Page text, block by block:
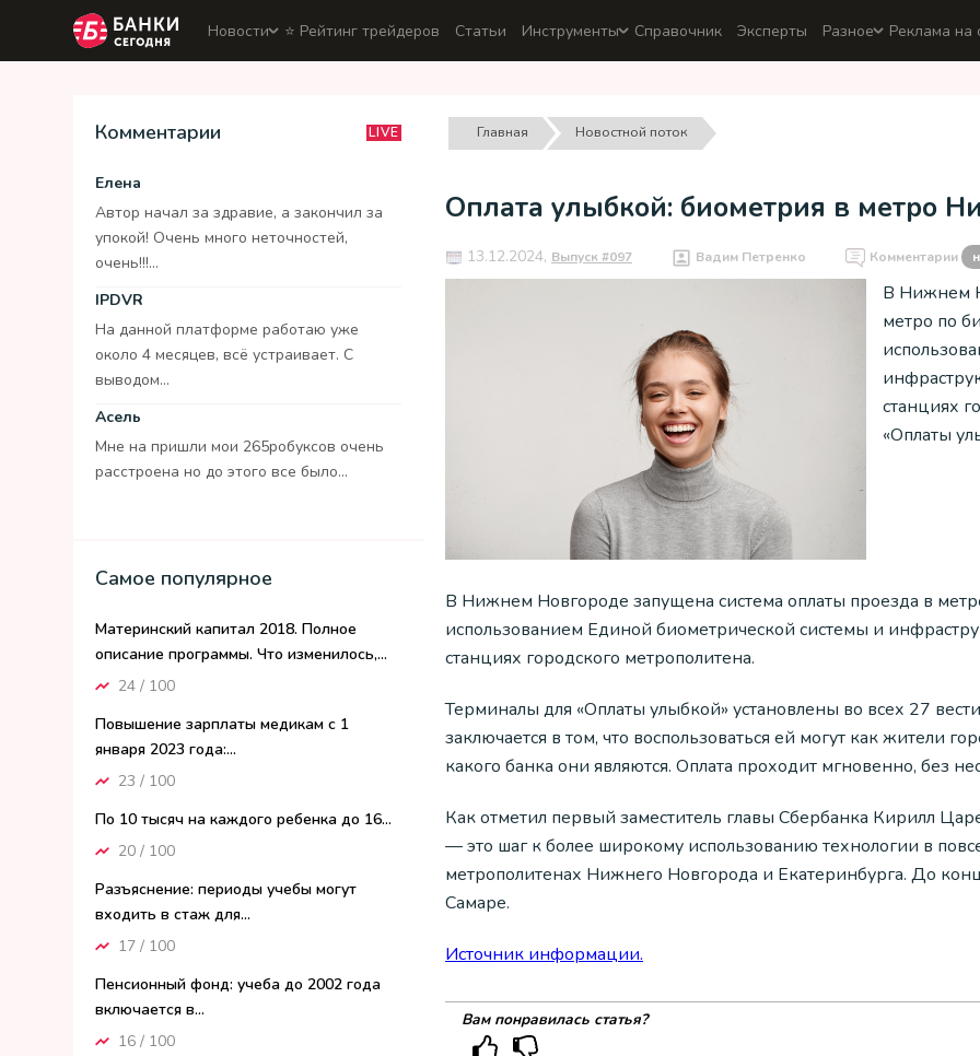
Новости ⭐️ Рейтинг трейдеров Статьи Инструменты Справочник Эксперты Разное Реклама на
Комментарии LIVE
Елена
Автор начал за здравие, а закончил за
упокой! Очень много неточностей,
очень!!!...
IPDVR
На данной платформе работаю уже
около 4 месяцев, всё устраивает. С
выводом...
Асель
Мне на пришли мои 265робуксов очень
расстроена но до этого все было...
Самое популярное
Материнский капитал 2018. Полное
описание программы. Что изменилось,...
24 / 100
Повышение зарплаты медикам с 1
января 2023 года:...
23 / 100
По 10 тысяч на каждого ребенка до 16...
20 / 100
Разъяснение: периоды учебы могут
входить в стаж для...
17 / 100
Пенсионный фонд: учеба до 2002 года
включается в...
16 / 100
Главная Новостной поток
Оплата улыбкой: биометрия в метро
13.12.2024, Выпуск #097 Вадим Петренко Комментарии
В Нижнем
метро по
станциях
«Оплаты
В Нижнем Новгороде запущена система оплаты проезда в
использованием Единой биометрической системы и
станциях городского метрополитена.
Терминалы для «Оплаты улыбкой» установлены во всех 27
заключается в том, что воспользоваться ей могут как жители
какого банка они являются. Оплата проходит мгновенно, без
Как отметил первый заместитель главы Сбербанка Кирилл
— это шаг к более широкому использованию технологии в
метрополитенах Нижнего Новгорода и Екатеринбурга. До
Самаре.
Источник информации.
Вам понравилась статья?